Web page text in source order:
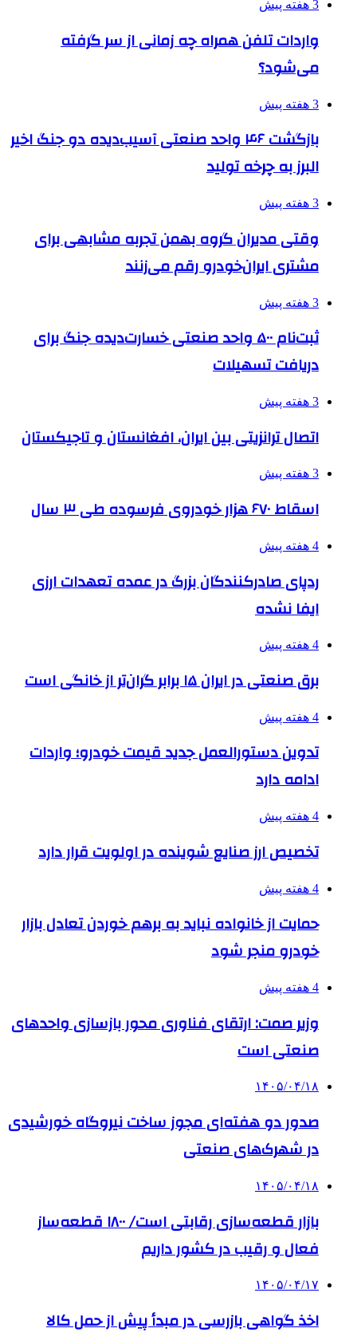
3 هفته پیش
واردات تلفن همراه چه زمانی از سر گرفته
می‌شود؟
3 هفته پیش
بازگشت ۴۶ واحد صنعتی آسیب‌دیده دو جنگ اخیر
البرز به چرخه تولید
3 هفته پیش
وقتی مدیران گروه بهمن تجربه مشابهی برای
مشتری ایران‌خودرو رقم می‌زنند
3 هفته پیش
ثبت‌نام ۵۰۰ واحد صنعتی خسارت‌دیده جنگ برای
دریافت تسهیلات
3 هفته پیش
اتصال ترانزیتی بین ایران، افغانستان و تاجیکستان
3 هفته پیش
اسقاط ۶۷۰ هزار خودروی فرسوده طی ۳ سال
4 هفته پیش
ردپای صادرکنندگان بزرگ در عمده تعهدات ارزی
ایفا نشده
4 هفته پیش
برق صنعتی در ایران ۱۵ برابر گران‌تر از خانگی است
4 هفته پیش
تدوین دستورالعمل جدید قیمت خودرو؛ واردات
ادامه دارد
4 هفته پیش
تخصیص ارز صنایع شوینده در اولویت قرار دارد
4 هفته پیش
حمایت از خانواده نباید به برهم خوردن تعادل بازار
خودرو منجر شود
4 هفته پیش
وزیر صمت: ارتقای فناوری محور بازسازی واحدهای
صنعتی است
۱۴۰۵/۰۴/۱۸
صدور دو هفته‌ای مجوز ساخت نیروگاه خورشیدی
در شهرک‌های صنعتی
۱۴۰۵/۰۴/۱۸
بازار قطعه‌سازی رقابتی است/ ۱۸۰۰ قطعه‌ساز
فعال و رقیب در کشور داریم
۱۴۰۵/۰۴/۱۷
اخذ گواهی بازرسی در مبدأ پیش از حمل کالا